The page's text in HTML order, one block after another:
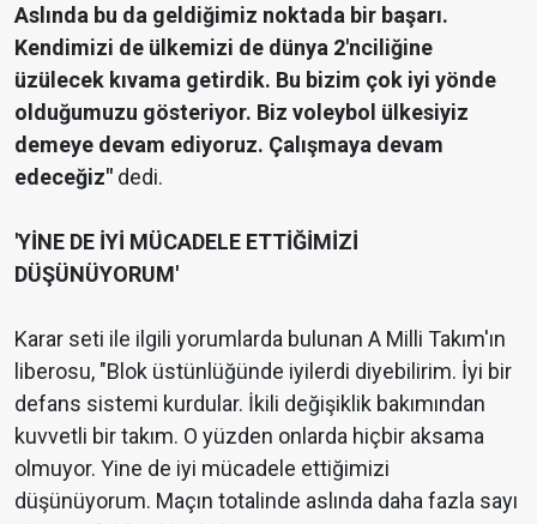
Aslında bu da geldiğimiz noktada bir başarı.
Kendimizi de ülkemizi de dünya 2'nciliğine
üzülecek kıvama getirdik. Bu bizim çok iyi yönde
olduğumuzu gösteriyor. Biz voleybol ülkesiyiz
demeye devam ediyoruz. Çalışmaya devam
edeceğiz" dedi.
'YİNE DE İYİ MÜCADELE ETTİĞİMİZİ
DÜŞÜNÜYORUM'
Karar seti ile ilgili yorumlarda bulunan A Milli Takım'ın
liberosu, "Blok üstünlüğünde iyilerdi diyebilirim. İyi bir
defans sistemi kurdular. İkili değişiklik bakımından
kuvvetli bir takım. O yüzden onlarda hiçbir aksama
olmuyor. Yine de iyi mücadele ettiğimizi
düşünüyorum. Maçın totalinde aslında daha fazla sayı